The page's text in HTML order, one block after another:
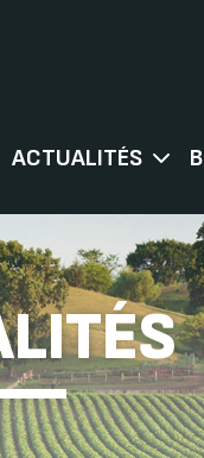
ACTUALITÉS